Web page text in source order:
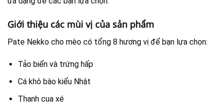
Giới thiệu các mùi vị của sản phẩm
Pate Nekko cho mèo có tổng 8 hương vị để bạn lựa chọn:
Tảo biển và trứng hấp
Cá khô bào kiểu Nhật
Thanh cua xé